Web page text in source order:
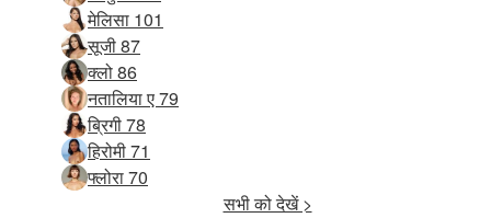
मेलिसा 101
सूजी 87
क्लो 86
नतालिया ए 79
ब्रिगी 78
हिरोमी 71
फ्लोरा 70
सभी को देखें >